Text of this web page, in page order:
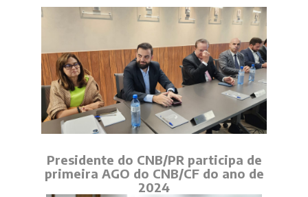
Presidente do CNB/PR participa de
primeira AGO do CNB/CF do ano de
2024